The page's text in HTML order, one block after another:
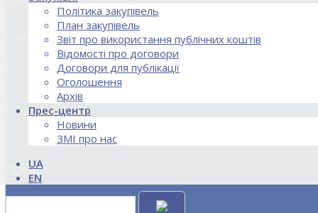
Політика закупівель
План закупівель
Звіт про використання публічних коштів
Відомості про договори
Договори для публікації
Оголошення
Архів
Прес-центр
Новини
ЗМІ про нас
UA
EN
м. Київ, вул. Кирилівська, 85
Контакти договірного відділу, розрахункового відділу та відділу
kanc@uie.kiev.ua
ПОШУК